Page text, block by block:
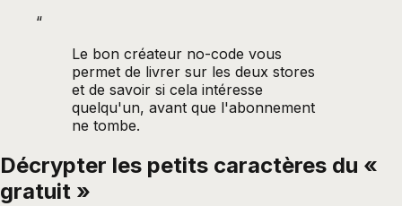
“
Le bon créateur no-code vous
permet de livrer sur les deux stores
et de savoir si cela intéresse
quelqu'un, avant que l'abonnement
ne tombe.
Décrypter les petits caractères du «
gratuit »